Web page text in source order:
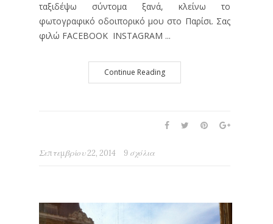
ταξιδέψω σύντομα ξανά, κλείνω το
φωτογραφικό οδοιπορικό μου στο Παρίσι. Σας
φιλώ FACEBOOK INSTAGRAM ...
Continue Reading
Σεπτεμβρίου 22, 2014 9 σχόλια